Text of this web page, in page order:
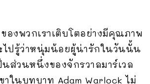
ของพวกเราเติบโตอย่างมีคุณภาพ
ไปรู้ว่าหนุ่มน้อยผู้น่ารักในวันนั้น
นส่วนหนึ่งของจักรวาลมาร์เวล
ในบทบาท Adam Warlock ไม่